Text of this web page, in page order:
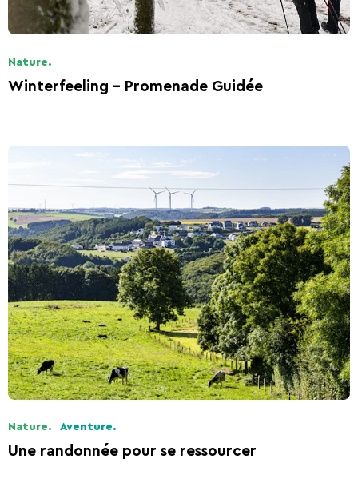
Nature.
Winterfeeling - Promenade Guidée
Nature. Aventure.
Une randonnée pour se ressourcer